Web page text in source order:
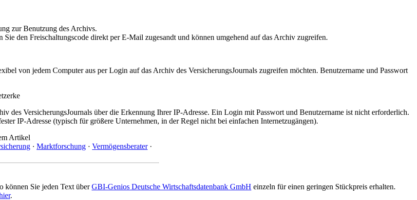
zur Benutzung des Archivs.
den Freischaltungscode direkt per E-Mail zugesandt und können umgehend auf das Archiv zugreifen.
von jedem Computer aus per Login auf das Archiv des VersicherungsJournals zugreifen möchten. Benutzername und Passwort
des VersicherungsJournals über die Erkennung Ihrer IP-Adresse. Ein Login mit Passwort und Benutzername ist nicht erforderlich.
IP-Adresse (typisch für größere Unternehmen, in der Regel nicht bei einfachen Internetzugängen).
Artikel
· Marktforschung · Vermögensberater·
können Sie jeden Text überGBI-Genios Deutsche Wirtschaftsdatenbank GmbH einzeln für einen geringen Stückpreis erhalten.
.